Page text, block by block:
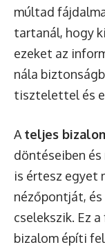
múltad
tartanál, hogy
ezeket az
nála
tisztelettel és
A teljes
döntéseiben
is értesz egyet
nézőpontját,
cselekszik. Ez
bizalom építi